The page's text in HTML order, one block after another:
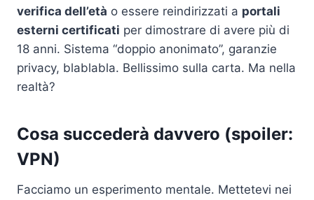
verifica dell’età o essere reindirizzati a portali
esterni certificati per dimostrare di avere più di
18 anni. Sistema “doppio anonimato”, garanzie
privacy, blablabla. Bellissimo sulla carta. Ma nella
realtà?
Cosa succederà davvero (spoiler:
VPN)
Facciamo un esperimento mentale. Mettetevi nei